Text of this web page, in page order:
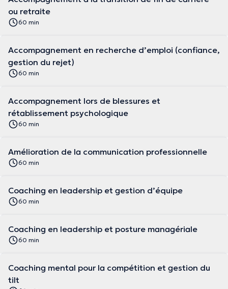
ou retraite
60 min
Accompagnement en recherche d’emploi (confiance,
gestion du rejet)
60 min
Accompagnement lors de blessures et
rétablissement psychologique
60 min
Amélioration de la communication professionnelle
60 min
Coaching en leadership et gestion d’équipe
60 min
Coaching en leadership et posture managériale
60 min
Coaching mental pour la compétition et gestion du
tilt